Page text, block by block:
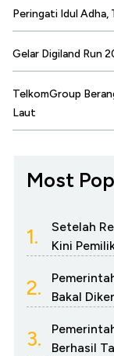
Peringati Idul Adha,
Gelar Digiland Run
TelkomGroup
Laut
Most
1.
Setelah
Kini
2.
Bakal
3.
Berhasil